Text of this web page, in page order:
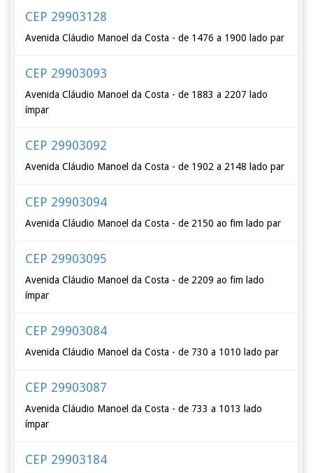
CEP 29903128
Avenida Cláudio Manoel da Costa - de 1476 a 1900 lado par
CEP 29903093
Avenida Cláudio Manoel da Costa - de 1883 a 2207 lado
ímpar
CEP 29903092
Avenida Cláudio Manoel da Costa - de 1902 a 2148 lado par
CEP 29903094
Avenida Cláudio Manoel da Costa - de 2150 ao fim lado par
CEP 29903095
Avenida Cláudio Manoel da Costa - de 2209 ao fim lado
ímpar
CEP 29903084
Avenida Cláudio Manoel da Costa - de 730 a 1010 lado par
CEP 29903087
Avenida Cláudio Manoel da Costa - de 733 a 1013 lado
ímpar
CEP 29903184